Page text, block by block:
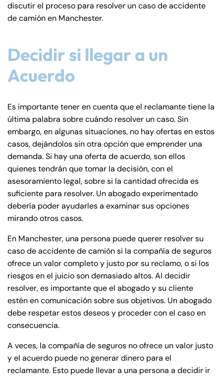
discutir el proceso para resolver un caso de accidente
de camión en Manchester.
Decidir si llegar a un
Acuerdo
Es importante tener en cuenta que el reclamante tiene la
última palabra sobre cuándo resolver un caso. Sin
embargo, en algunas situaciones, no hay ofertas en estos
casos, dejándolos sin otra opción que emprender una
demanda. Si hay una oferta de acuerdo, son ellos
quienes tendrán que tomar la decisión, con el
asesoramiento legal, sobre si la cantidad ofrecida es
suficiente para resolver. Un abogado experimentado
debería poder ayudarles a examinar sus opciones
mirando otros casos.
En Manchester, una persona puede querer resolver su
caso de accidente de camión si la compañía de seguros
ofrece un valor completo y justo por su reclamo, o si los
riesgos en el juicio son demasiado altos. Al decidir
resolver, es importante que el abogado y su cliente
estén en comunicación sobre sus objetivos. Un abogado
debe respetar estos deseos y proceder con el caso en
consecuencia.
A veces, la compañía de seguros no ofrece un valor justo
y el acuerdo puede no generar dinero para el
reclamante. Esto puede llevar a una persona a decidir ir